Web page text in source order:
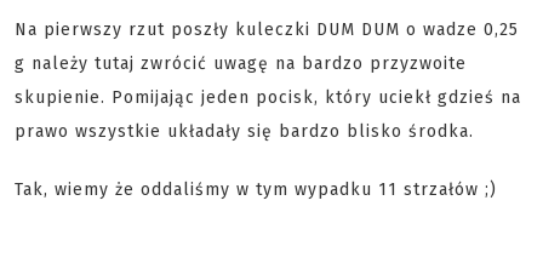
Na pierwszy rzut poszły kuleczki DUM DUM o wadze 0,25
g należy tutaj zwrócić uwagę na bardzo przyzwoite
skupienie. Pomijając jeden pocisk, który uciekł gdzieś na
prawo wszystkie układały się bardzo blisko środka.
Tak, wiemy że oddaliśmy w tym wypadku 11 strzałów ;)